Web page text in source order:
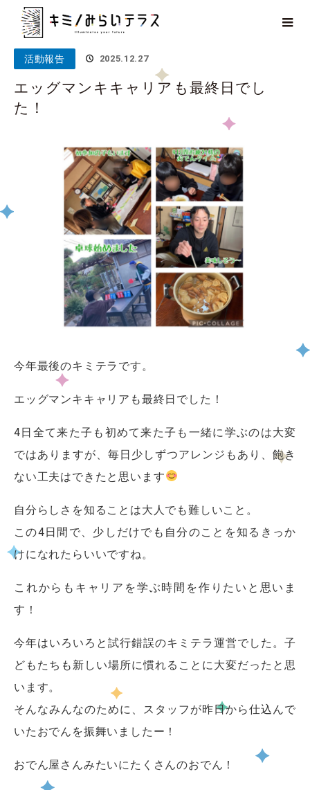
ホーム
ブログ
活動報告 エッグマンキキャリアも最終日でし
活動報告 2025.12.27
エッグマンキキャリアも最終日でし
た！
今年最後のキミテラです。
エッグマンキキャリアも最終日でした！
4日全て来た子も初めて来た子も一緒に学ぶのは大変
ではありますが、毎日少しずつアレンジもあり、飽き
ない工夫はできたと思います
自分らしさを知ることは大人でも難しいこと。
この4日間で、少しだけでも自分のことを知るきっか
けになれたらいいですね。
これからもキャリアを学ぶ時間を作りたいと思いま
す！
今年はいろいろと試行錯誤のキミテラ運営でした。子
どもたちも新しい場所に慣れることに大変だったと思
います。
そんなみんなのために、スタッフが昨日から仕込んで
いたおでんを振舞いましたー！
おでん屋さんみたいにたくさんのおでん！